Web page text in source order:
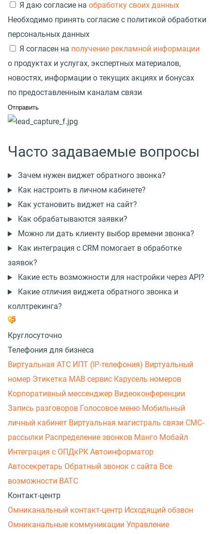
Я даю согласие на обработку своих данных
Необходимо принять согласие с политикой обработки
персональных данных
Я согласен на получение рекламной информации
о продуктах и услугах, экспертных материалов,
новостях, информации о текущих акциях и бонусах
по предоставленным каналам связи
Часто задаваемые вопросы
Зачем нужен виджет обратного звонка?
Как настроить в личном кабинете?
Как установить виджет на сайт?
Как обрабатываются заявки?
Можно ли дать клиенту выбор времени звонка?
Как интеграция с CRM помогает в обработке
заявок?
Какие есть возможности для настройки через API?
Какие отличия виджета обратного звонка и
коллтрекинга?
Круглосуточно
Телефония для бизнеса
Виртуальная АТС ИПТ (IP-телефония) Виртуальный
номер Этикетка МАВ сервис Карусель номеров
Корпоративный мессенджер Видеоконференции
Запись разговоров Голосовое меню Мобильный
личный кабинет Виртуальная магистраль связи СМС-
рассылки Распределение звонков Манго Мобайл
Интеграция с ОПДкРК Автоинформатор
Автосекретарь Обратный звонок с сайта Все
возможности ВАТС
Контакт-центр
Омниканальный контакт-центр Исходящий обзвон
Омниканальные коммуникации Управление